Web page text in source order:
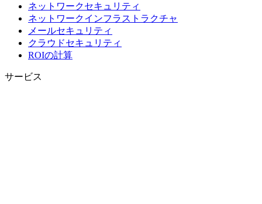
ネットワークセキュリティ
ネットワークインフラストラクチャ
メールセキュリティ
クラウドセキュリティ
ROIの計算
サービス